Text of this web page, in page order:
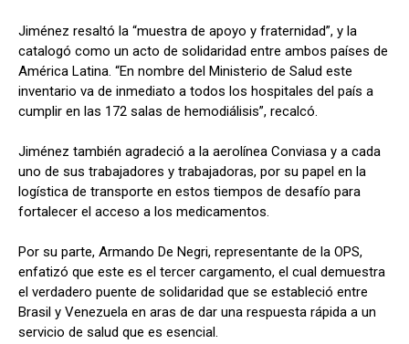
Jiménez resaltó la “muestra de apoyo y fraternidad”, y la
catalogó como un acto de solidaridad entre ambos países de
América Latina. “En nombre del Ministerio de Salud este
inventario va de inmediato a todos los hospitales del país a
cumplir en las 172 salas de hemodiálisis”, recalcó.
Jiménez también agradeció a la aerolínea Conviasa y a cada
uno de sus trabajadores y trabajadoras, por su papel en la
logística de transporte en estos tiempos de desafío para
fortalecer el acceso a los medicamentos.
Por su parte, Armando De Negri, representante de la OPS,
enfatizó que este es el tercer cargamento, el cual demuestra
el verdadero puente de solidaridad que se estableció entre
Brasil y Venezuela en aras de dar una respuesta rápida a un
servicio de salud que es esencial.